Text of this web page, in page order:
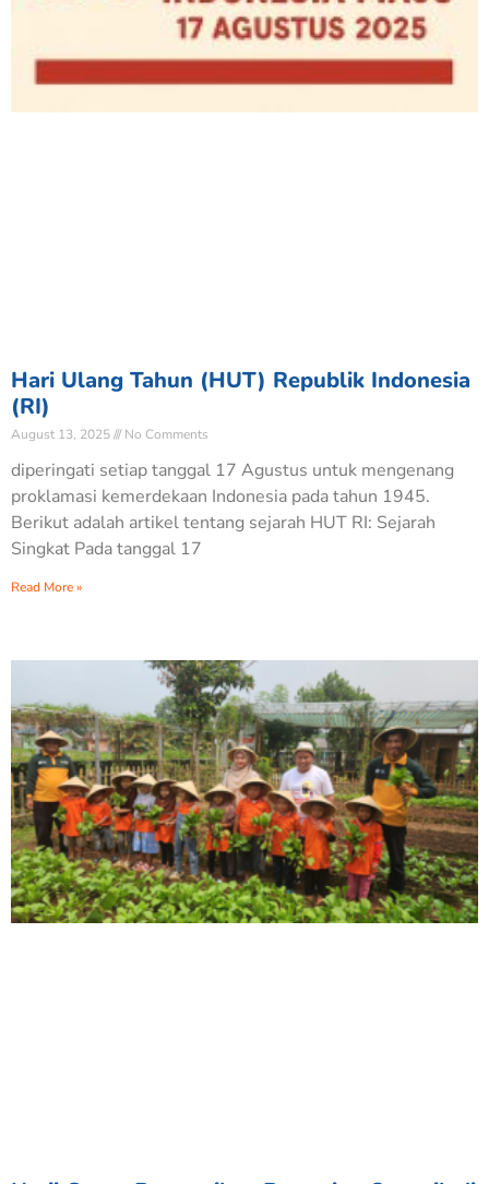
Hari Ulang Tahun (HUT) Republik Indonesia
(RI)
August 13, 2025 No Comments
diperingati setiap tanggal 17 Agustus untuk mengenang
proklamasi kemerdekaan Indonesia pada tahun 1945.
Berikut adalah artikel tentang sejarah HUT RI: Sejarah
Singkat Pada tanggal 17
Read More »